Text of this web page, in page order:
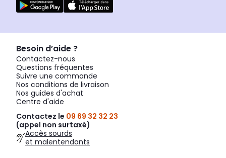
Besoin d’aide ?
Contactez-nous
Questions fréquentes
Suivre une commande
Nos conditions de livraison
Nos guides d'achat
Centre d'aide
Contactez le 09 69 32 32 23
(appel non surtaxé)
Accès sourds
et malentendants